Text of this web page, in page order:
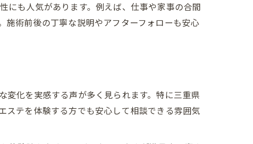
にも人気があります。例えば、仕事や家事の合間
施術前後の丁寧な説明やアフターフォローも安心
変化を実感する声が多く見られます。特に三重県
ステを体験する方でも安心して相談できる雰囲気